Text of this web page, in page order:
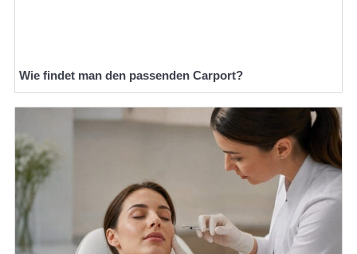
Wie findet man den passenden Carport?